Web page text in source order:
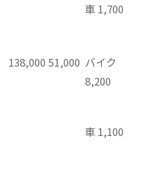
車 1,700
138,000 51,000 バイク
8,200
車 1,100